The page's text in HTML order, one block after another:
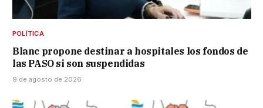
POLÍTICA
Blanc propone destinar a hospitales los fondos de
las PASO si son suspendidas
9 de agosto de 2026